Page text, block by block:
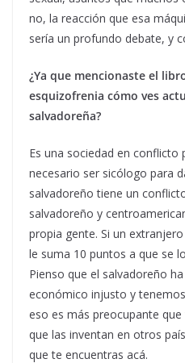
no, la reacción que esa
sería un profundo debate, y
¿Ya que mencionaste el
esquizofrenia cómo ves
salvadoreña?
Es una sociedad en conflicto
necesario ser sicólogo para
salvadoreño tiene un
salvadoreño y
propia gente. Si un
le suma 10 puntos a que se
Pienso que el salvadoreño
económico injusto y
eso es más preocupante
que las inventan en otros
que te encuentras acá.